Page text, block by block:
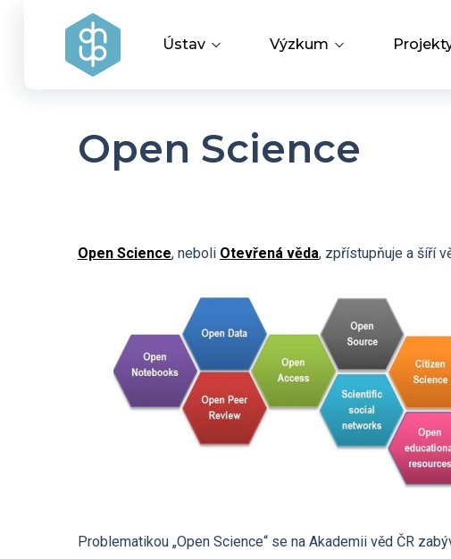
Ústav
HR Award
Povinně zveřejňované
informace
Výzkum
Open Science
Open Science, neboli Otevřená věda, zpřístupňuje a šíří
Problematikou „Open Science“ se na Akademii věd ČR